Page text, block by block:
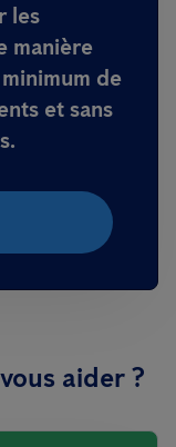
les
manière
de
et sans
aider ?